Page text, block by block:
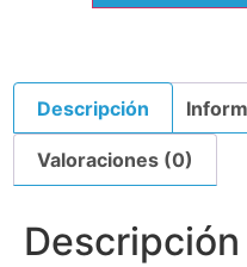
Descripción
Valoraciones (0)
Descripción